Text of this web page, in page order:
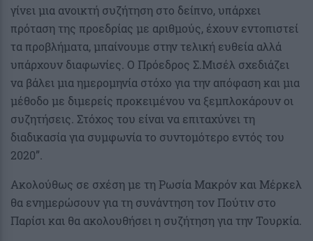
γίνει μια ανοικτή συζήτηση στο δείπνο, υπάρχει
πρόταση της προεδρίας με αριθμούς, έχουν εντοπιστεί
τα προβλήματα, μπαίνουμε στην τελική ευθεία αλλά
υπάρχουν διαφωνίες. Ο Πρόεδρος Σ.Μισέλ σχεδιάζει
να βάλει μια ημερομηνία στόχο για την απόφαση και μια
μέθοδο με διμερείς προκειμένου να ξεμπλοκάρουν οι
συζητήσεις. Στόχος του είναι να επιταχύνει τη
διαδικασία για συμφωνία το συντομότερο εντός του
2020”.
Ακολούθως σε σχέση με τη Ρωσία Μακρόν και Μέρκελ
θα ενημερώσουν για τη συνάντηση τον Πούτιν στο
Παρίσι και θα ακολουθήσει η συζήτηση για την Τουρκία.